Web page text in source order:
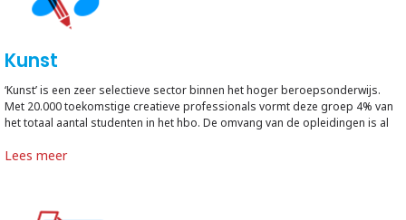
Kunst
‘Kunst’ is een zeer selectieve sector binnen het hoger beroepsonderwijs.
Met 20.000 toekomstige creatieve professionals vormt deze groep 4% van
het totaal aantal studenten in het hbo. De omvang van de opleidingen is al
Beeldende Kunst. Dat blijft ook zo.
Lees meer